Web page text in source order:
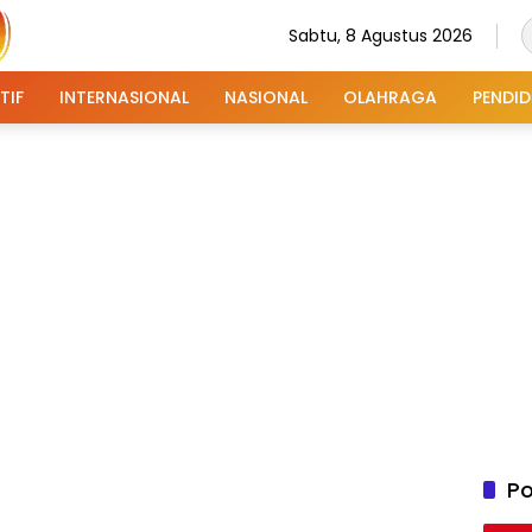
Sabtu, 8 Agustus 2026
INTERNASIONAL NASIONAL OLAHRAGA